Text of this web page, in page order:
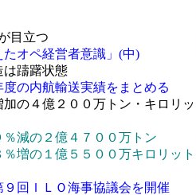
目立つ
たオペ経営者意識」(中)
は躊躇状態
度の内航輸送実績をまとめる
の４億２００万トン・キロリッ
減の２億４７００万トン
の１億５５００万キロリット
９回ＩＬＯ海事協議会を開催